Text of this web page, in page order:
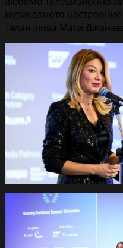
музикалното
талантлива Маги